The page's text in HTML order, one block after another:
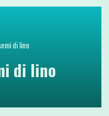
di lino
di lino